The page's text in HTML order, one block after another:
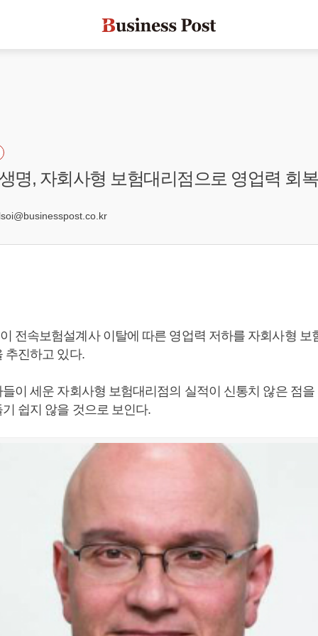
명, 자회사형 보험대리점으로 영업력 회
전속보험설계사 이탈에 따른 영업력 저하를 자회사형 보
추진하고 있다.
이 세운 자회사형 보험대리점의 실적이 신통치 않은 점
쉽지 않을 것으로 보인다.